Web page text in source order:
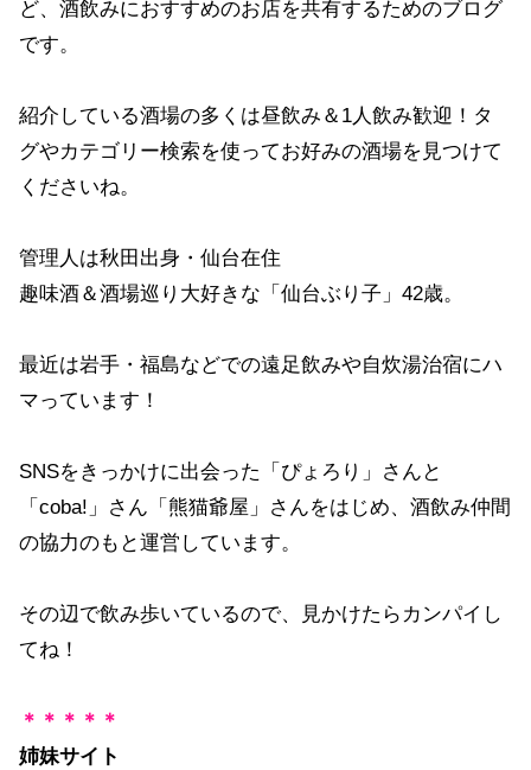
ど、酒飲みにおすすめのお店を共有するためのブログ
です。
紹介している酒場の多くは昼飲み＆1人飲み歓迎！タ
グやカテゴリー検索を使ってお好みの酒場を見つけて
くださいね。
管理人は秋田出身・仙台在住
趣味酒＆酒場巡り大好きな「仙台ぶり子」42歳。
最近は岩手・福島などでの遠足飲みや自炊湯治宿にハ
マっています！
SNSをきっかけに出会った「ぴょろり」さんと
「coba!」さん「熊猫爺屋」さんをはじめ、酒飲み仲間
の協力のもと運営しています。
その辺で飲み歩いているので、見かけたらカンパイし
てね！
＊＊＊＊＊
姉妹サイト